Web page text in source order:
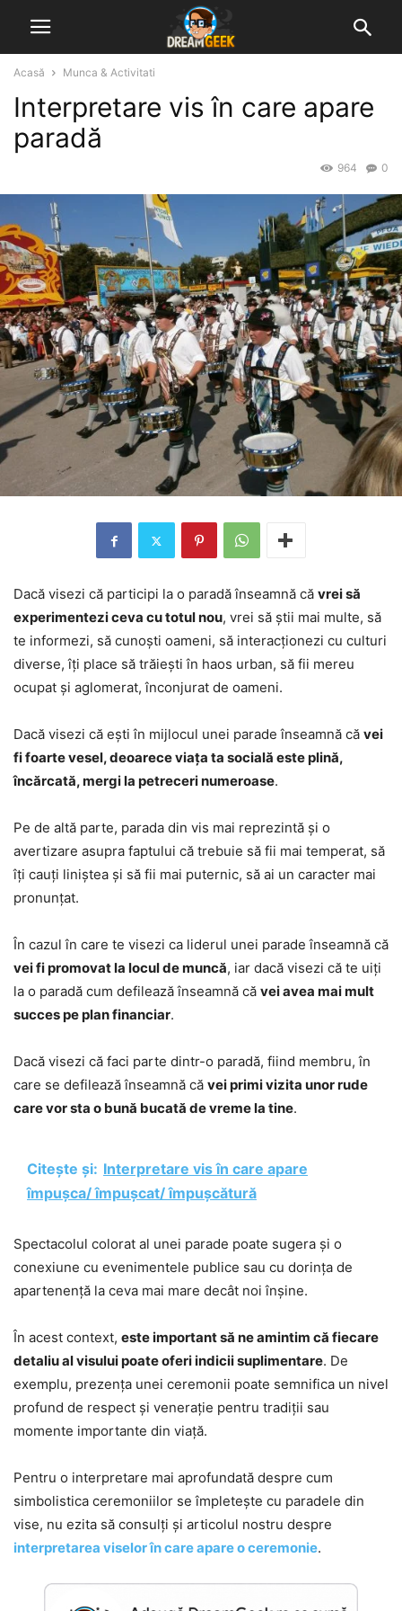
Acasă Munca & Activitati
Interpretare vis în care apare
paradă
0
964
Dacă visezi că participi la o paradă înseamnă că vrei să
experimentezi ceva cu totul nou, vrei să știi mai multe, să
te informezi, să cunoști oameni, să interacționezi cu culturi
diverse, îți place să trăiești în haos urban, să fii mereu
ocupat și aglomerat, înconjurat de oameni.
Dacă visezi că ești în mijlocul unei parade înseamnă că vei
fi foarte vesel, deoarece viața ta socială este plină,
încărcată, mergi la petreceri numeroase.
Pe de altă parte, parada din vis mai reprezintă și o
avertizare asupra faptului că trebuie să fii mai temperat, să
îți cauți liniștea și să fii mai puternic, să ai un caracter mai
pronunțat.
În cazul în care te visezi ca liderul unei parade înseamnă că
vei fi promovat la locul de muncă, iar dacă visezi că te uiți
la o paradă cum defilează înseamnă că vei avea mai mult
succes pe plan financiar.
Dacă visezi că faci parte dintr-o paradă, fiind membru, în
care se defilează înseamnă că vei primi vizita unor rude
care vor sta o bună bucată de vreme la tine.
Citește și: Interpretare vis în care apare
împușca/ împușcat/ împușcătură
Spectacolul colorat al unei parade poate sugera și o
conexiune cu evenimentele publice sau cu dorința de
apartenență la ceva mai mare decât noi înșine.
În acest context, este important să ne amintim că fiecare
detaliu al visului poate oferi indicii suplimentare. De
exemplu, prezența unei ceremonii poate semnifica un nivel
profund de respect și venerație pentru tradiții sau
momente importante din viață.
Pentru o interpretare mai aprofundată despre cum
simbolistica ceremoniilor se împletește cu paradele din
vise, nu ezita să consulți și articolul nostru despre
interpretarea viselor în care apare o ceremonie.